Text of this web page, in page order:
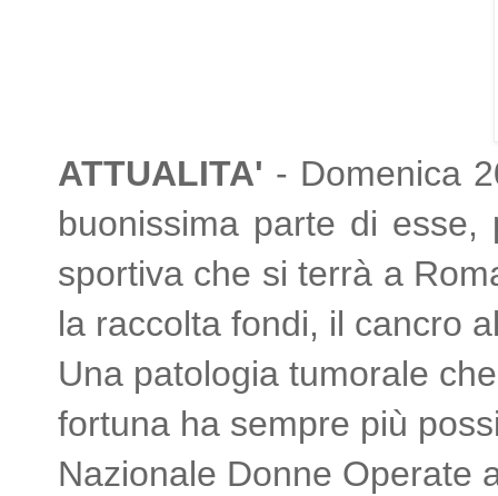
ATTUALITA' - Domenica
buonissima parte di esse,
sportiva che si terrà a
la raccolta fondi, il cancro
Una patologia tumorale
fortuna ha sempre più
Nazionale Donne Operate